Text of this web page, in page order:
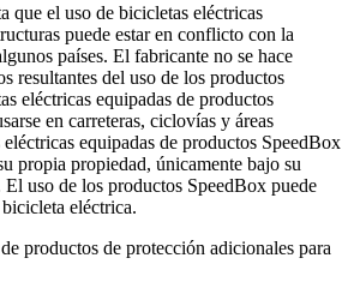
que el uso de bicicletas eléctricas
puede estar en conflicto con la
países. El fabricante no se hace
resultantes del uso de los productos
eléctricas equipadas de productos
en carreteras, ciclovías y áreas
equipadas de productos SpeedBox
propia propiedad, únicamente bajo su
uso de los productos SpeedBox puede
eléctrica.
productos de protección adicionales para